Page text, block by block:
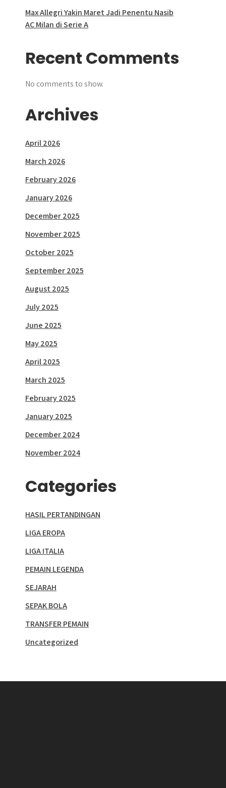
Max Allegri Yakin Maret Jadi Penentu Nasib
AC Milan di Serie A
Recent Comments
No comments to show.
Archives
April 2026
March 2026
February 2026
January 2026
December 2025
November 2025
October 2025
September 2025
August 2025
July 2025
June 2025
May 2025
April 2025
March 2025
February 2025
January 2025
December 2024
November 2024
Categories
HASIL PERTANDINGAN
LIGA EROPA
LIGA ITALIA
PEMAIN LEGENDA
SEJARAH
SEPAK BOLA
TRANSFER PEMAIN
Uncategorized